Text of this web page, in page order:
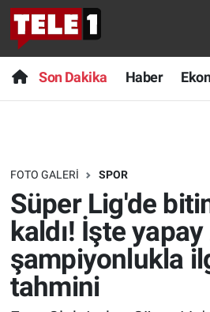
Son Dakika Haber
FOTO GALERI SPOR
Süper Lig'de
kaldı! İşte
şampiyonlukla
tahmini
Anında Manşet
Başka Sohbetler
Bilim turu
Bilim ve Teknoloji Evreni
Doğa Konuşuyor
Son Dakika
Haber
Dünya
Teknoloji
Sağlık
Nöbetçi Eczaneler
Hava Durumu
Trafik Durumu
Süper Lig Puan Durumu ve
Tüm Manşetler